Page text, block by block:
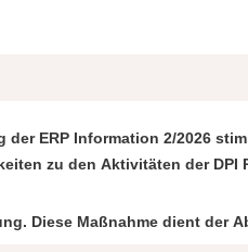
der ERP Information 2/2026
zu den Aktivitäten der
Diese Maßnahme dient der